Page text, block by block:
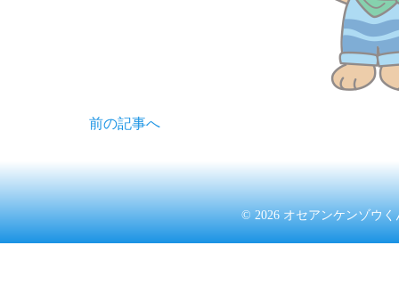
前の記事へ
© 2026 オセアンケンゾウ